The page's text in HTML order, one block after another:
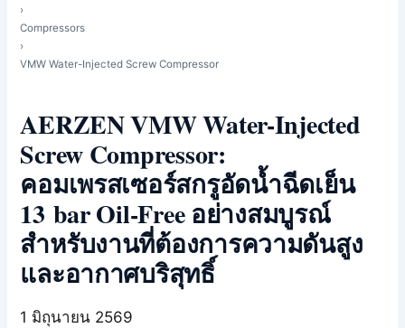
›
Compressors
›
VMW Water-Injected Screw Compressor
AERZEN VMW Water-Injected
Screw Compressor:
คอมเพรสเซอร์สกรูอัดน้ำฉีดเย็น
13 bar Oil-Free อย่างสมบูรณ์
สำหรับงานที่ต้องการความดันสูง
และอากาศบริสุทธิ์
1 มิถุนายน 2569